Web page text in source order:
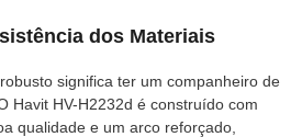
dos Materiais
significa ter um companheiro de
Havit HV-H2232d é construído com
qualidade e um arco reforçado,